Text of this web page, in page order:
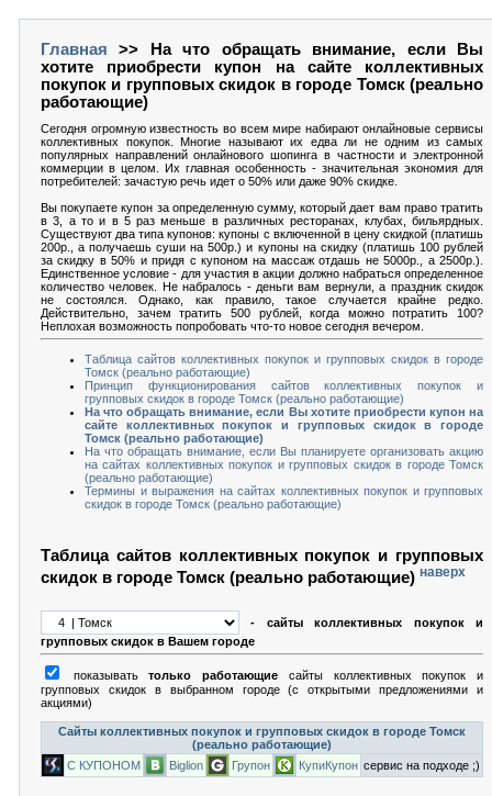
Главная >> На что обращать внимание, если Вы
хотите приобрести купон на сайте коллективных
покупок и групповых скидок в городе Томск (реально
работающие)
Сегодня огромную известность во всем мире набирают онлайновые сервисы
коллективных покупок. Многие называют их едва ли не одним из самых
популярных направлений онлайнового шопинга в частности и электронной
коммерции в целом. Их главная особенность - значительная экономия для
потребителей: зачастую речь идет о 50% или даже 90% скидке.
Вы покупаете купон за определенную сумму, который дает вам право тратить
в 3, а то и в 5 раз меньше в различных ресторанах, клубах, бильярдных.
Существуют два типа купонов: купоны с включенной в цену скидкой (платишь
200р., а получаешь суши на 500р.) и купоны на скидку (платишь 100 рублей
за скидку в 50% и придя с купоном на массаж отдашь не 5000р., а 2500р.).
Единственное условие - для участия в акции должно набраться определенное
количество человек. Не набралось - деньги вам вернули, а праздник скидок
не состоялся. Однако, как правило, такое случается крайне редко.
Действительно, зачем тратить 500 рублей, когда можно потратить 100?
Неплохая возможность попробовать что-то новое сегодня вечером.
Таблица сайтов коллективных покупок и групповых скидок в городе
Томск (реально работающие)
Принцип функционирования сайтов коллективных покупок и
групповых скидок в городе Томск (реально работающие)
На что обращать внимание, если Вы хотите приобрести купон на
сайте коллективных покупок и групповых скидок в городе
Томск (реально работающие)
На что обращать внимание, если Вы планируете организовать акцию
на сайтах коллективных покупок и групповых скидок в городе Томск
(реально работающие)
Термины и выражения на сайтах коллективных покупок и групповых
скидок в городе Томск (реально работающие)
Таблица сайтов коллективных покупок и групповых
скидок в городе Томск (реально работающие) наверх
- сайты коллективных покупок и
групповых скидок в Вашем городе
показыватьтолько работающие сайты коллективных покупок и
групповых скидок в выбранном городе (с открытыми предложениями и
акциями)
Сайты коллективных покупок и групповых скидок в городе Томск
(реально работающие)
С КУПОНОМ
Biglion Групон КупиКупон сервис на подходе ;)